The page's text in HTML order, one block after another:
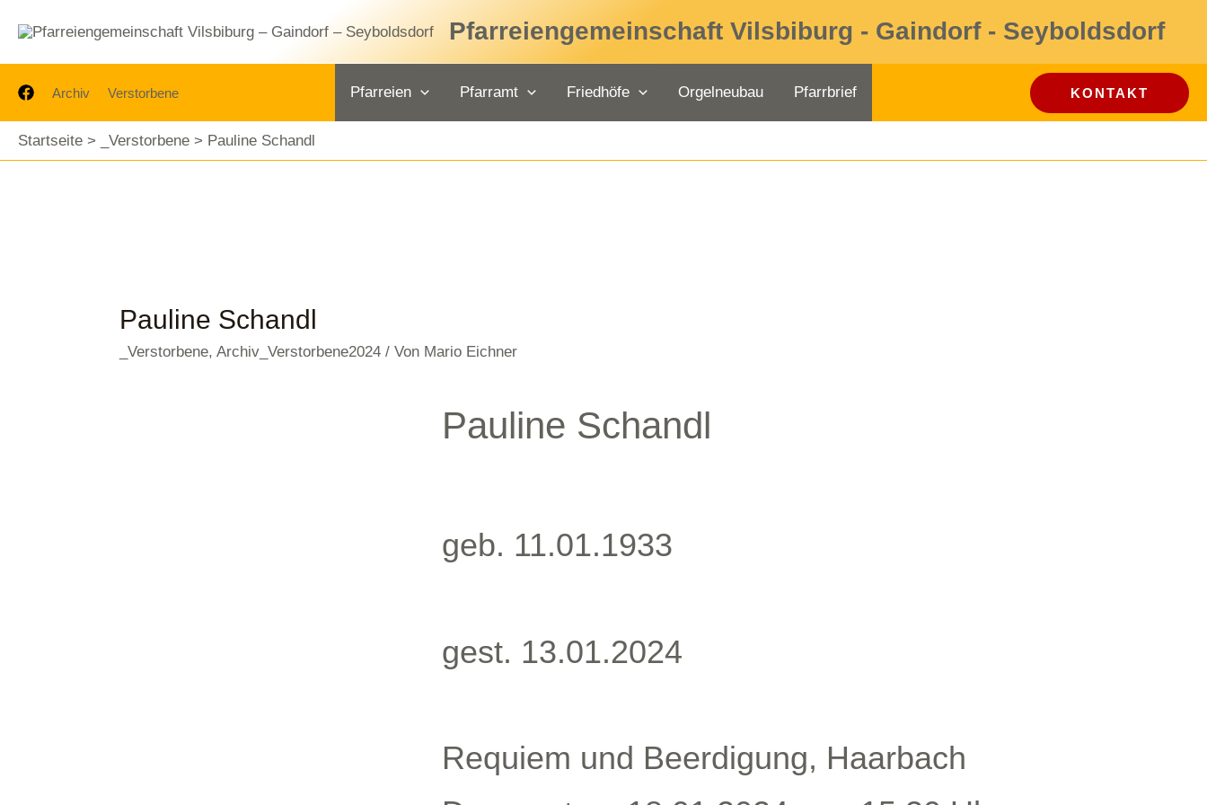
Inhalt
springen
Pfarreiengemeinschaft Vilsbiburg - Gaindorf - Seyboldsdorf
Archiv Verstorbene Pfarreien Pfarramt Friedhöfe Orgelneubau Pfarrbrief KONTAKT
Startseite _Verstorbene Pauline Schandl
Pauline Schandl
_Verstorbene,Archiv_Verstorbene2024 / Von Mario Eichner
Pauline Schandl
geb. 11.01.1933
gest. 13.01.2024
Requiem und Beerdigung, Haarbach